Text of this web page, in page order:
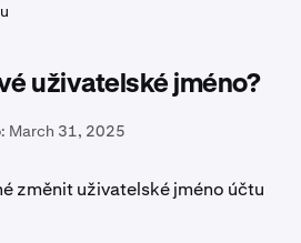
uživatelské jméno?
March 31, 2025
změnit uživatelské jméno účtu